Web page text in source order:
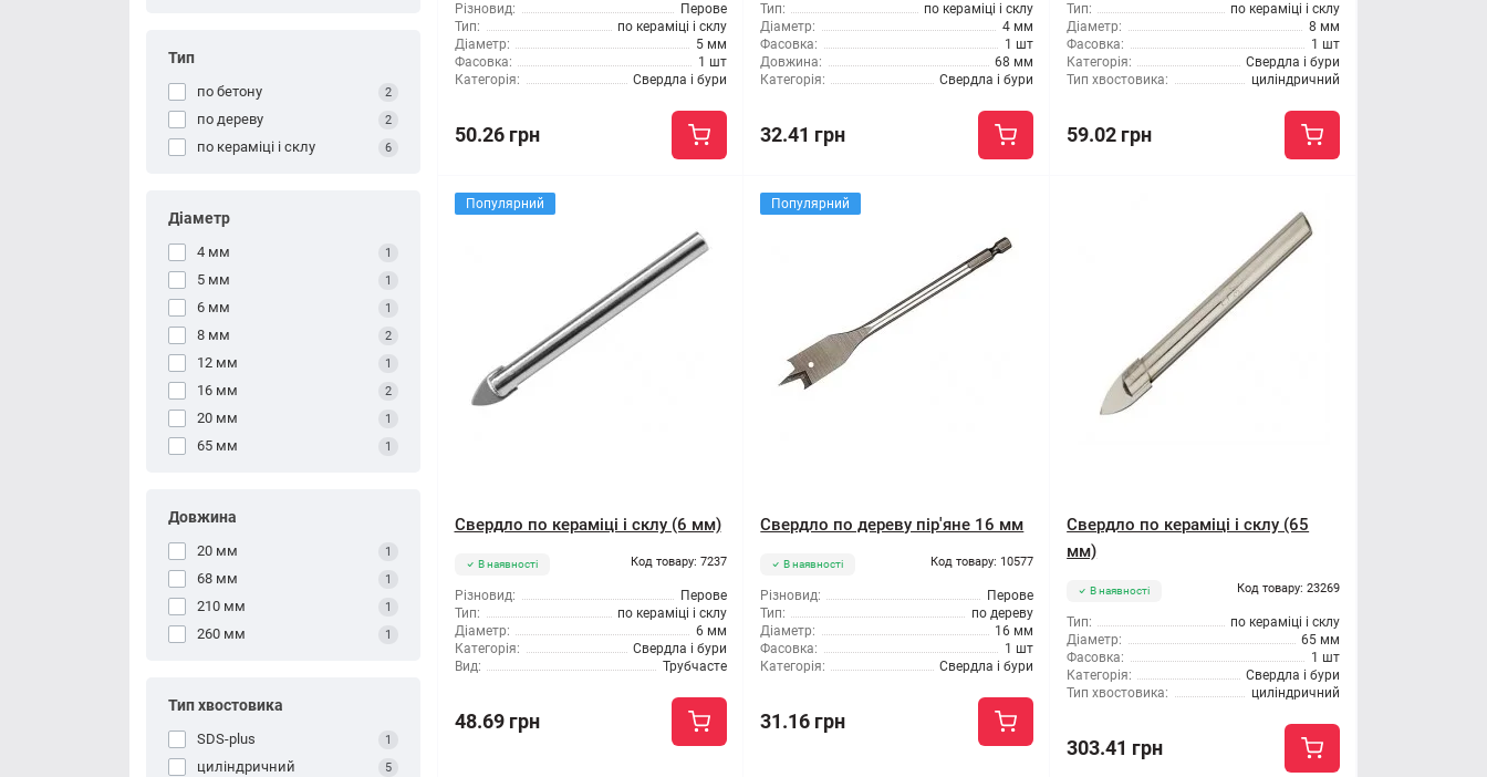
Тип
по бетону 2
по дереву 2
по кераміці і склу 6
Діаметр
4 мм 1
5 мм 1
6 мм 1
8 мм 2
12 мм 1
16 мм 2
20 мм 1
65 мм 1
Довжина
20 мм 1
68 мм 1
210 мм 1
260 мм 1
Тип хвостовика
SDS-plus 1
циліндричний 5
Різновид:
Перове
Тип:
по кераміці і склу
Діаметр:
5 мм
Фасовка:
1 шт
Категорія:
Свердла і бури
50.26 грн
Тип:
по кераміці і склу
Діаметр:
4 мм
Фасовка:
1 шт
Довжина:
68 мм
Категорія:
Свердла і бури
32.41 грн
Тип:
по кераміці і склу
Діаметр:
8 мм
Фасовка:
1 шт
Категорія:
Свердла і бури
Тип хвостовика:
циліндричний
59.02 грн
Популярний
Свердло по кераміці і склу (6 мм)
В наявності Код товару: 7237
Різновид:
Перове
Тип:
по кераміці і склу
Діаметр:
6 мм
Категорія:
Свердла і бури
Вид:
Трубчасте
48.69 грн
Популярний
Свердло по дереву пір'яне 16 мм
В наявності Код товару: 10577
Різновид:
Перове
Тип:
по дереву
Діаметр:
16 мм
Фасовка:
1 шт
Категорія:
Свердла і бури
31.16 грн
Свердло по кераміці і склу (65
мм)
В наявності Код товару: 23269
Тип:
по кераміці і склу
Діаметр:
65 мм
Фасовка:
1 шт
Категорія:
Свердла і бури
Тип хвостовика:
циліндричний
303.41 грн